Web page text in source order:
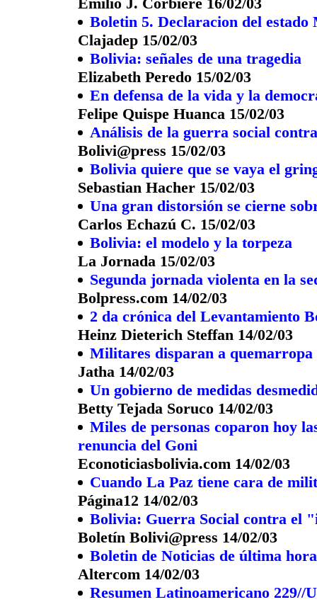
Boletin 5. Declaracion del estado
Clajadep 15/02/03
Bolivia: señales de una tragedia
Elizabeth Peredo 15/02/03
En defensa de la vida y la
Felipe Quispe Huanca 15/02/03
Análisis de la guerra social
Bolivi@press 15/02/03
Bolivia quiere que se vaya el
Sebastian Hacher 15/02/03
Una gran distorsión se cierne
Carlos Echazú C. 15/02/03
Bolivia: el modelo y la torpeza
La Jornada 15/02/03
Segunda jornada violenta en la
Bolpress.com 14/02/03
2 da crónica del Levantamiento
Heinz Dieterich Steffan 14/02/03
Militares disparan a quemarropa
Jatha 14/02/03
Un gobierno de medidas
Betty Tejada Soruco 14/02/03
Miles de personas coparon hoy
renuncia del Goni
Econoticiasbolivia.com 14/02/03
Cuando La Paz tiene cara de
Página12 14/02/03
Bolivia: Guerra Social contra el
Boletín Bolivi@press 14/02/03
Boletin de Noticias de última
Altercom 14/02/03
Resumen Latinoamericano 229//